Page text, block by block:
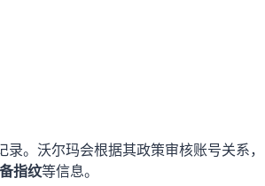
。沃尔玛会根据其政策审核账号关系，
指纹等信息。